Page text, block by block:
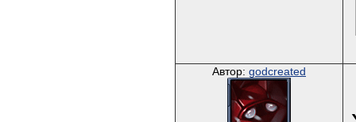
Автор: godcreated